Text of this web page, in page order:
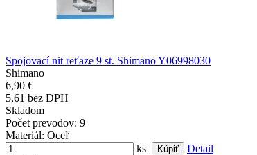
Spojovací nit reťaze 9 st. Shimano Y06998030
Shimano
6,90 €
5,61 bez DPH
Skladom
Počet prevodov: 9
Materiál: Oceľ
ks
Detail